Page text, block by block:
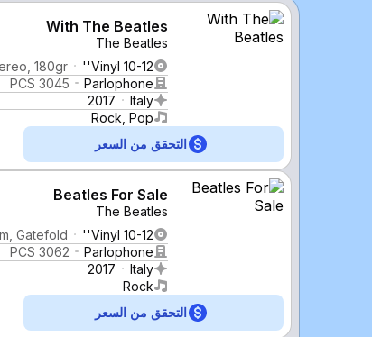
With The Beatles
The Beatles
Vinyl 10-12''
180gr
Parlophone
PCS 3045
Italy
2017
Rock, Pop
التحقق من السعر
Beatles For Sale
The Beatles
Vinyl 10-12''
Gatefold
Parlophone
PCS 3062
Italy
2017
Rock
التحقق من السعر